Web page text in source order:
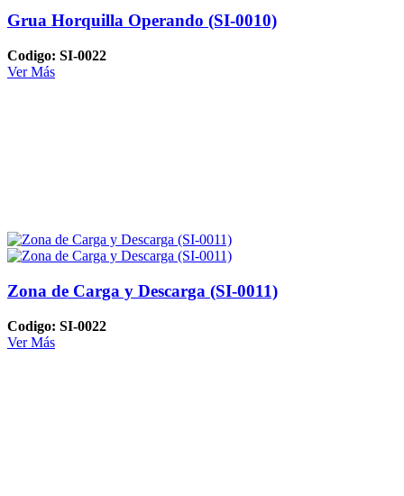
Grua Horquilla Operando (SI-0010)
Codigo: SI-0022
Ver Más
Zona de Carga y Descarga (SI-0011)
Codigo: SI-0022
Ver Más